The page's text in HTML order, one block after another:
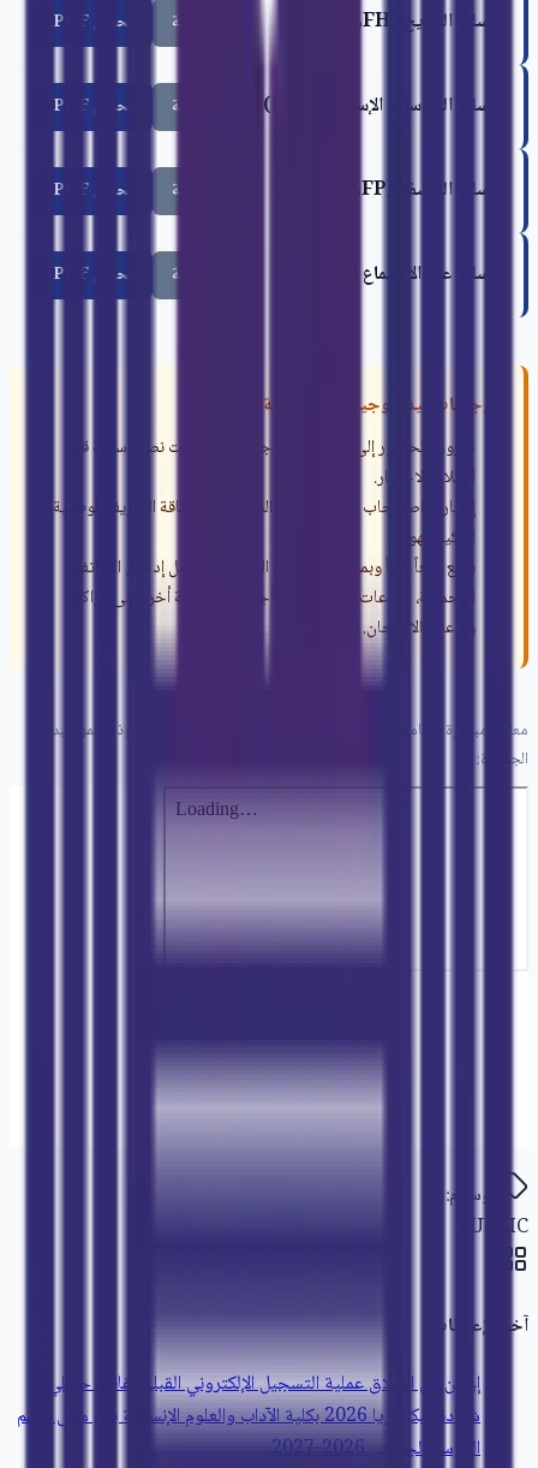
مسلك التاريخ (LFH) معاينة تحميل PDF
مسلك الدراسات الإسلامية (LFI) معاينة تحميل PDF
مسلك الفلسفة (LFP) معاينة تحميل PDF
مسلك علم الاجتماع (LFS) معاينة تحميل PDF
توجيهات بيداغوجية هامة للطلبة:
ضرورة الحضور إلى قاعات ومدرجات الامتحانات نصف ساعة قبل
انطلاق الاختبار.
إجبارية اصطحاب بطاقة الطالب الجامعية أو بطاقة التعريف الوطنية
لتأكيد الهوية.
يمنع منعاً كلياً وبموجب القوانين الجاري بها العمل إدخال الهواتف
المحمولة، الساعات الذكية، أو أي أجهزة إلكترونية أخرى إلى مراكز
وقاعات الامتحان.
معاينة مباشرة لبرنامج امتحانات مسلك الدراسات العربية (LFA) كنموذج للمواعيد
الجديدة:
الوسوم:
PUBLIC
آخر الإعلانات
إعلان عن انطلاق عملية التسجيل الإلكتروني القبلي لفائدة حاملي
شهادة البكالوريا 2026 بكلية الآداب والعلوم الإنسانية بني ملال برسم
الموسم الجامعي 2026-2027